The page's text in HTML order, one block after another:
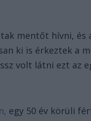
mentőt hívni, és
ki is érkeztek a
volt látni ezt az
egy 50 év körüli